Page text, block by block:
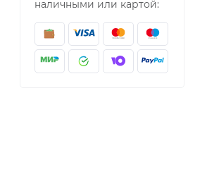
наличными или картой: